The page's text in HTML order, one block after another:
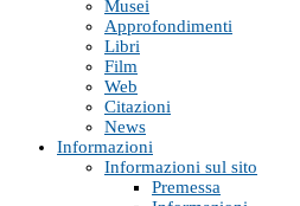
Musei
Approfondimenti
Libri
Film
Web
Citazioni
News
Informazioni
Informazioni sul sito
Premessa